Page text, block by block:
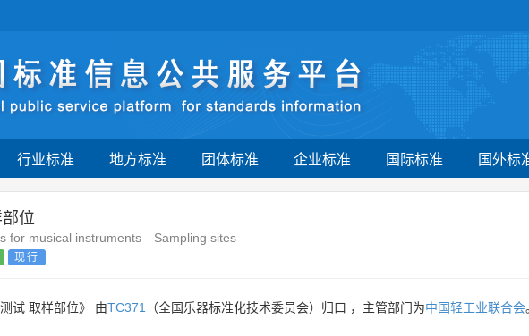
行业标准 地方标准 团体标准 企业标准 国际标准 国外标
位
for musical instruments—Sampling sites
现行
试 取样部位》 由TC371 （全国乐器标准化技术委员会）归口 ，主管部门为中国轻工业联合会